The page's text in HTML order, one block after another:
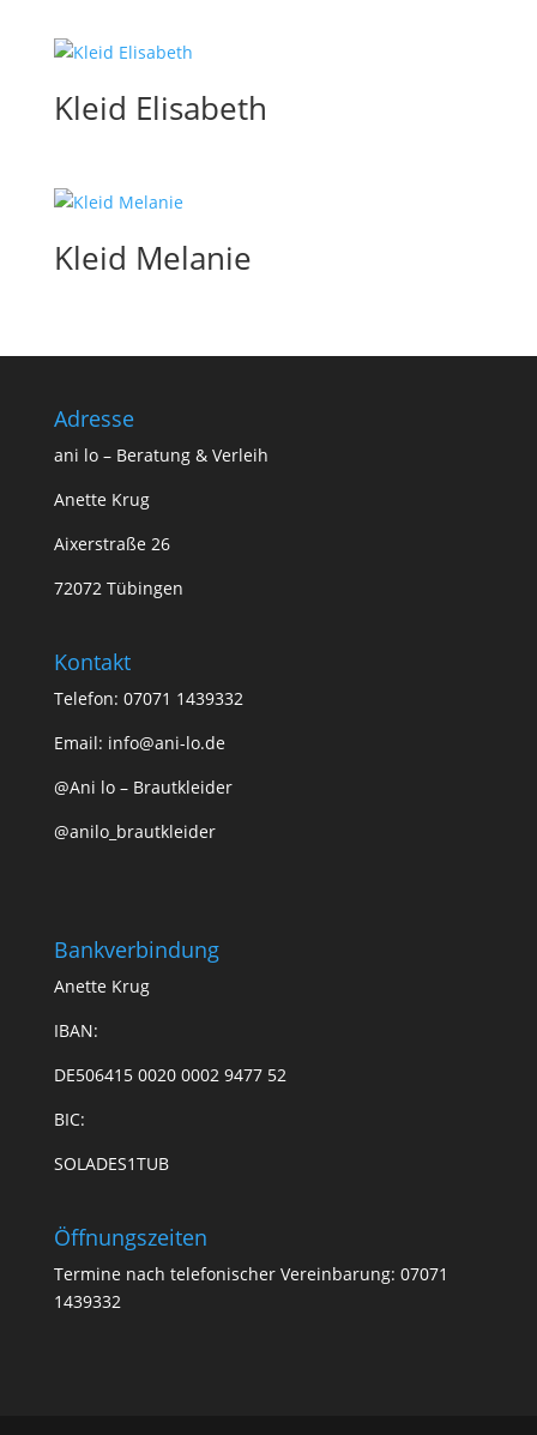
Kleid Elisabeth
Kleid Melanie
Adresse
ani lo – Beratung & Verleih
Anette Krug
Aixerstraße 26
72072 Tübingen
Kontakt
Telefon: 07071 1439332
Email: info@ani-lo.de
@Ani lo – Brautkleider
@anilo_brautkleider
Bankverbindung
Anette Krug
IBAN:
DE506415 0020 0002 9477 52
BIC:
SOLADES1TUB
Öffnungszeiten
Termine nach telefonischer Vereinbarung: 07071
1439332